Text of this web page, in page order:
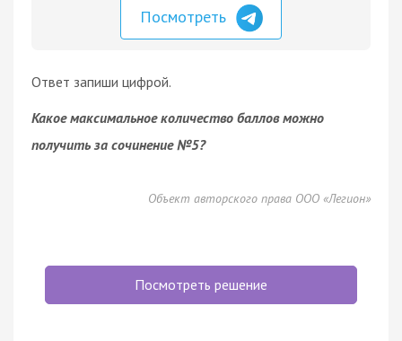
Посмотреть
Ответ запиши цифрой.
Какое максимальное количество баллов можно
получить за сочинение №5?
Объект авторского права ООО «Легион»
Посмотреть решение